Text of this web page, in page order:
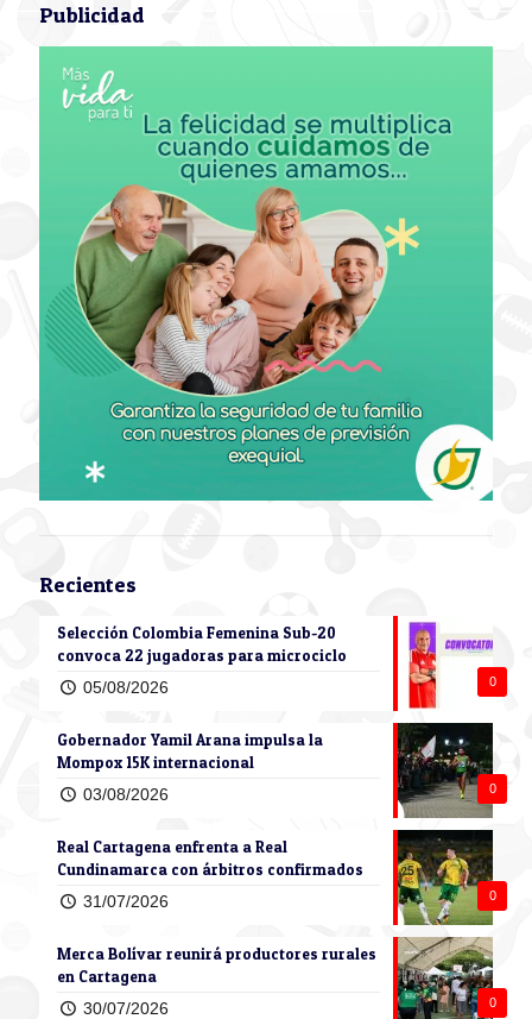
Publicidad
Recientes
0
Selección Colombia Femenina Sub-20
convoca 22 jugadoras para microciclo
05/08/2026
0
Gobernador Yamil Arana impulsa la
Mompox 15K internacional
03/08/2026
0
Real Cartagena enfrenta a Real
Cundinamarca con árbitros confirmados
31/07/2026
0
Merca Bolívar reunirá productores rurales
en Cartagena
30/07/2026